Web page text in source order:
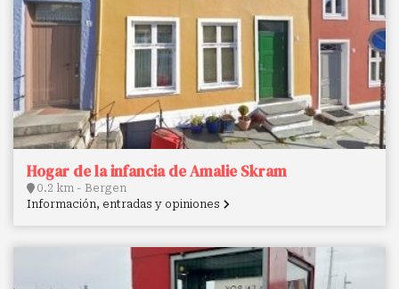
Hogar de la infancia de Amalie Skram
0.2 km - Bergen
Información, entradas y opiniones